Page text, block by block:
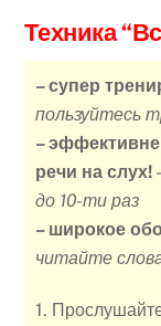
Техника
– супер
пользуйтесь
–
речи на слух!
до 10-ти раз
– широкое
читайте
1.